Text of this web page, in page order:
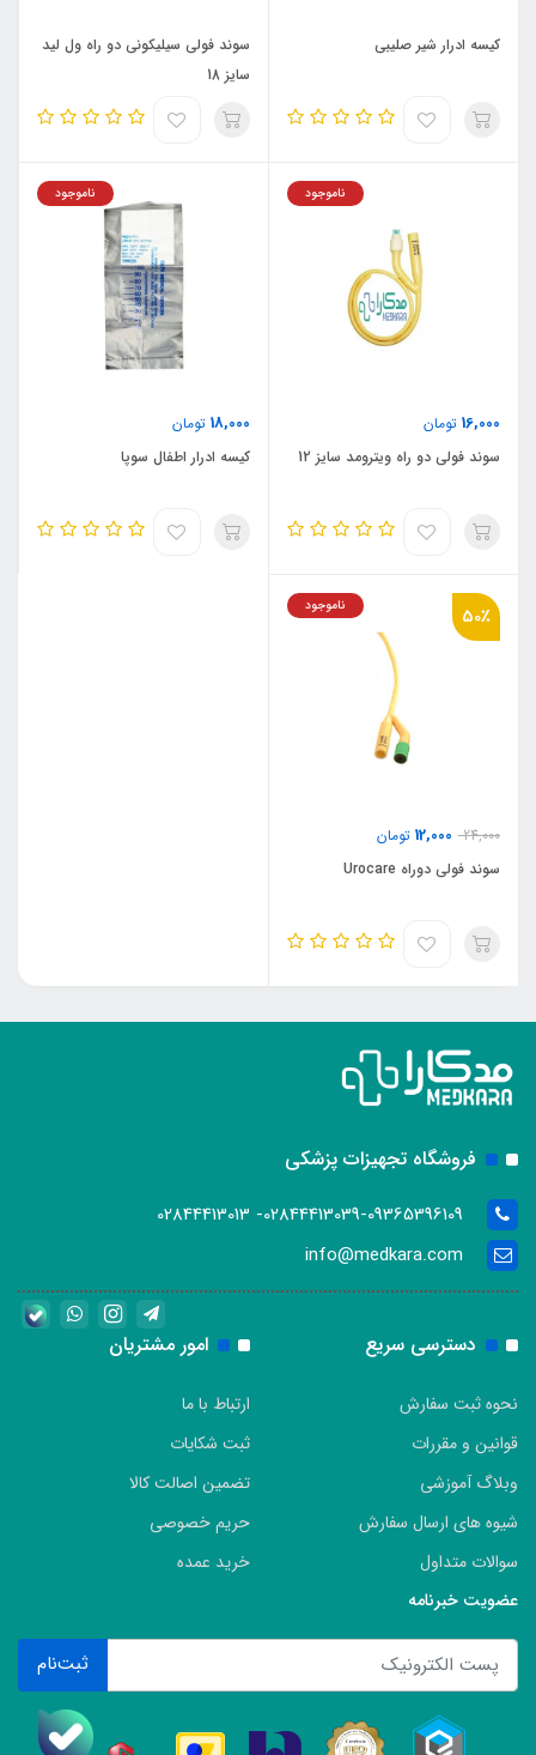
کیسه ادرار شیر صلیبی
سوند فولی سیلیکونی دو راه ول لید
سایز 18
16,000 تومان
ناموجود
سوند فولی دو راه ویترومد سایز 12
18,000 تومان
ناموجود
کیسه ادرار اطفال سوپا
50٪
24,000
12,000 تومان
ناموجود
سوند فولی دوراه Urocare
فروشگاه تجهیزات پزشکی
02844413039-09365396109- 02844413013
info@medkara.com
دسترسی سریع
نحوه ثبت سفارش
قوانین و مقررات
وبلاگ آموزشی
شیوه های ارسال سفارش
سوالات متداول
امور مشتریان
ارتباط با ما
ثبت شکایات
تضمین اصالت کالا
حریم خصوصی
خرید عمده
عضویت خبرنامه
ثبت‌نام